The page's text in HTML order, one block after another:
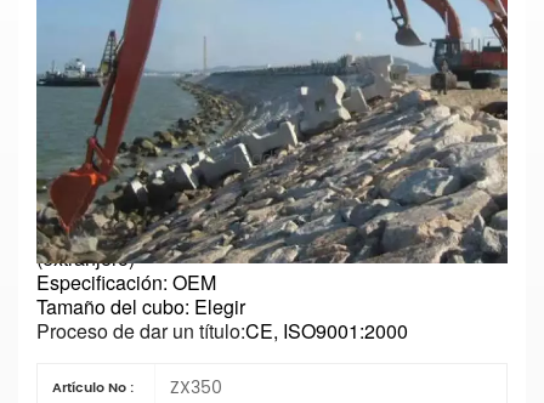
Loading...
Directo De Fábrica.
Parámetros principales
Número de modelo: ZX350
Tipo: Excavadora de largo alcance
Longitud: Elegir
Materiales:Q355B o Q690D
Estado: Nuevo
Tipo de cilindro del brazo:Tipo de comercio exterior
(extranjero)
Especificación: OEM
Tamaño del cubo: Elegir
Proceso de dar un título:CE, ISO9001:2000
Artículo No : ZX350